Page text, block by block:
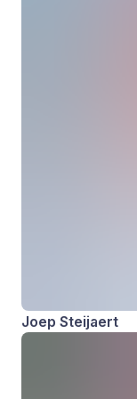
Joep Steijaert